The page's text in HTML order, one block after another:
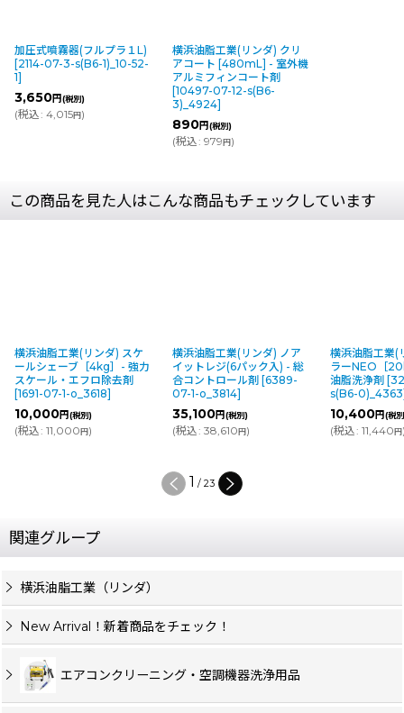
加圧式噴霧器(フルプラ１L)
[2114-07-3-s(B6-1)_10-52-
1]
3,650円(税別)
(税込: 4,015円)
横浜油脂工業(リンダ) クリ
アコート [480mL] - 室外機
アルミフィンコート剤
[10497-07-12-s(B6-
3)_4924]
890円(税別)
(税込: 979円)
この商品を見た人はこんな商品もチェックしています
横浜油脂工業(リンダ) スケ
ールシェーブ［4kg］- 強力
スケール・エフロ除去剤
[1691-07-1-o_3618]
10,000円(税別)
(税込: 11,000円)
横浜油脂工業(リンダ) ノア
イットレジ(6パック入) - 総
合コントロール剤 [6389-
07-1-o_3814]
35,100円(税別)
(税込: 38,610円)
横浜油脂工業(
ラーNEO［
油脂洗浄剤 [
s(B6-0)_4363
10,400円(税
(税込: 11,440円
2 /23
関連グループ
横浜油脂工業（リンダ）
New Arrival！新着商品をチェック！
エアコンクリーニング・空調機器洗浄用品